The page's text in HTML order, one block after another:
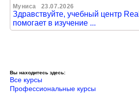
Муниса 23.07.2026
Здравствуйте, учебный центр
помогает в изучение ...
Вы находитесь здесь:
Все курсы
Профессиональные курсы